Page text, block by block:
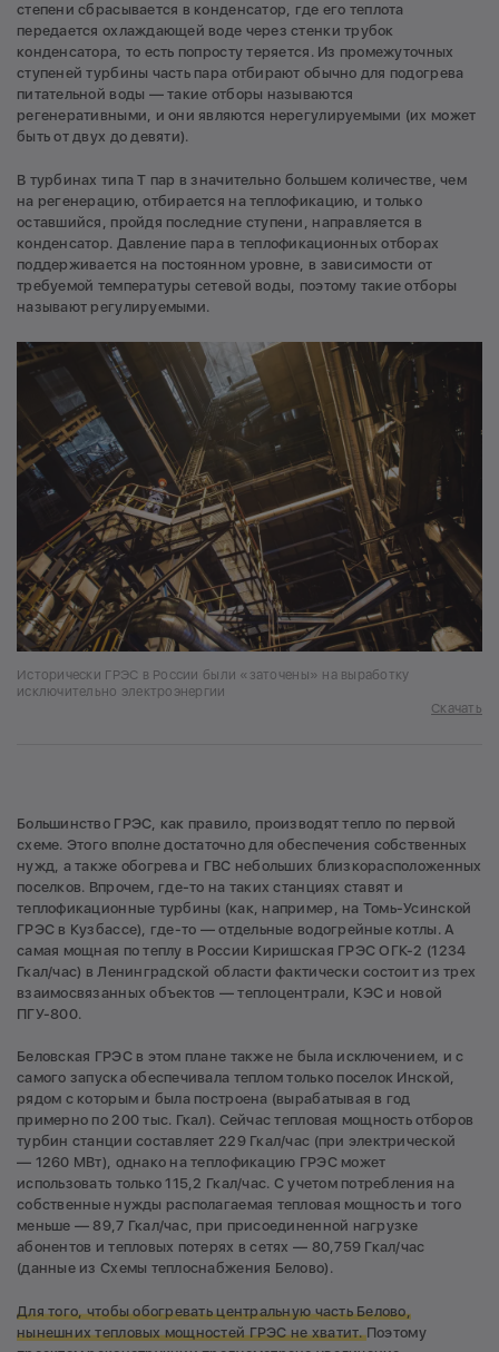
степени сбрасывается в конденсатор, где его теплота
передается охлаждающей воде через стенки трубок
конденсатора, то есть попросту теряется. Из промежуточных
ступеней турбины часть пара отбирают обычно для подогрева
питательной воды — такие отборы называются
регенеративными, и они являются нерегулируемыми (их может
быть от двух до девяти).
В турбинах типа Т пар в значительно большем количестве, чем
на регенерацию, отбирается на теплофикацию, и только
оставшийся, пройдя последние ступени, направляется в
конденсатор. Давление пара в теплофикационных отборах
поддерживается на постоянном уровне, в зависимости от
требуемой температуры сетевой воды, поэтому такие отборы
называют регулируемыми.
Исторически ГРЭС в России были «заточены» на выработку
исключительно электроэнергии
Скачать
Большинство ГРЭС, как правило, производят тепло по первой
схеме. Этого вполне достаточно для обеспечения собственных
нужд, а также обогрева и ГВС небольших близкорасположенных
поселков. Впрочем, где-то на таких станциях ставят и
теплофикационные турбины (как, например, на Томь-Усинской
ГРЭС в Кузбассе), где-то — отдельные водогрейные котлы. А
самая мощная по теплу в России Киришская ГРЭС ОГК-2 (1234
Гкал/час) в Ленинградской области фактически состоит из трех
взаимосвязанных объектов — теплоцентрали, КЭС и новой
ПГУ-800.
Беловская ГРЭС в этом плане также не была исключением, и с
самого запуска обеспечивала теплом только поселок Инской,
рядом с которым и была построена (вырабатывая в год
примерно по 200 тыс. Гкал). Сейчас тепловая мощность отборов
турбин станции составляет 229 Гкал/час (при электрической
— 1260 МВт), однако на теплофикацию ГРЭС может
использовать только 115,2 Гкал/час. С учетом потребления на
собственные нужды располагаемая тепловая мощность и того
меньше — 89,7 Гкал/час, при присоединенной нагрузке
абонентов и тепловых потерях в сетях — 80,759 Гкал/час
(данные из Схемы теплоснабжения Белово).
Для того, чтобы обогревать центральную часть Белово,
нынешних тепловых мощностей ГРЭС не хватит.Поэтому